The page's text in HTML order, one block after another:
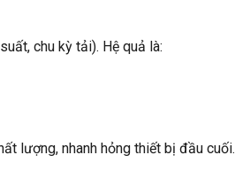
chu kỳ tải). Hệ quả là:
lượng, nhanh hỏng thiết bị đầu cuối.